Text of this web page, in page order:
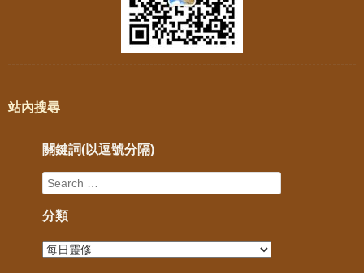
站內搜尋
關鍵詞(以逗號分隔)
分類